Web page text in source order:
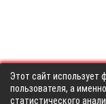
Этот сайт использует
пользователя, а
статистического